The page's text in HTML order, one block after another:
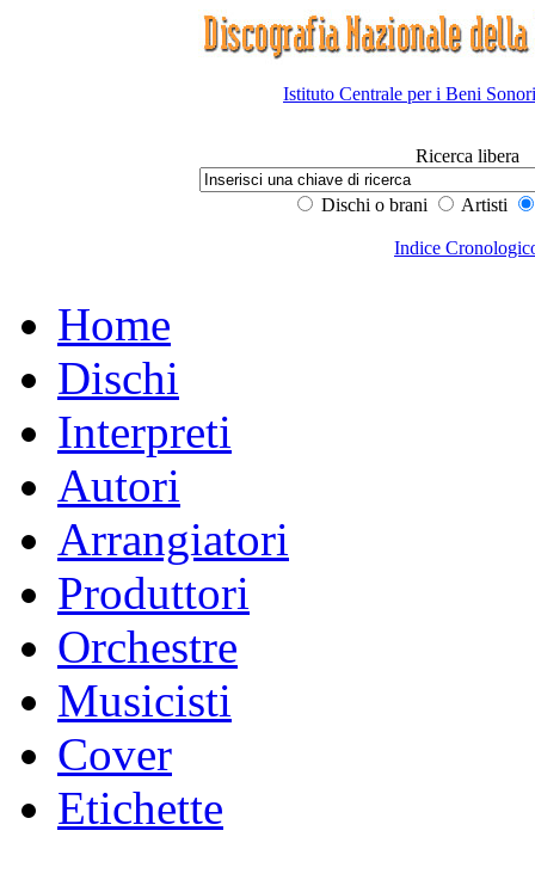
Istituto Centrale per i Beni
Ricerca libera
Dischi o brani Artisti
Indice
Home
Dischi
Interpreti
Autori
Arrangiatori
Produttori
Orchestre
Musicisti
Cover
Etichette